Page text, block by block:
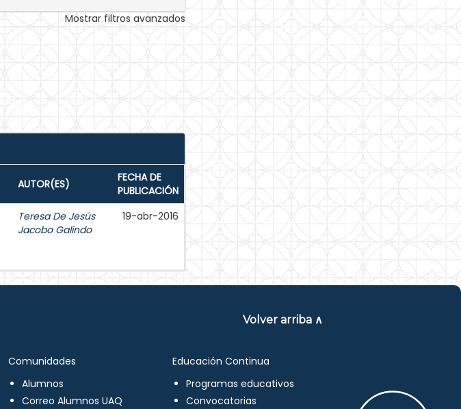
Mostrar filtros avanzados
AUTOR(ES)
FECHA DE
PUBLICACIÓN
Teresa De Jesús
Jacobo Galindo
19-abr-2016
Volver arriba ∧
Comunidades
Alumnos
Correo Alumnos UAQ
Educación Continua
Programas educativos
Convocatorias